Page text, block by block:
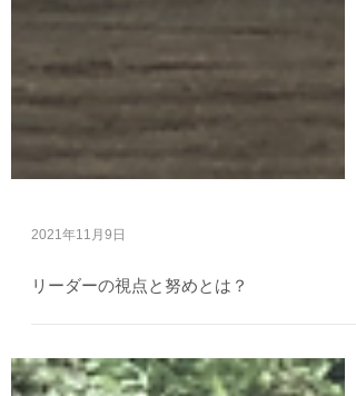
リーダーの視点と努めとは？